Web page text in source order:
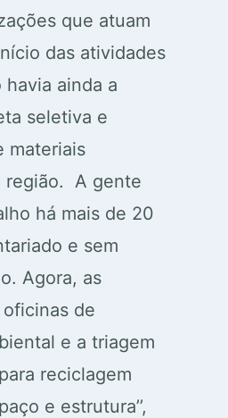
que atuam
das atividades
ainda a
seletiva e
materiais
região. A gente
há mais de 20
e sem
Agora, as
de
e a triagem
reciclagem
e estrutura’’,